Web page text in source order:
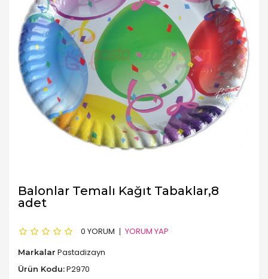
Balonlar Temalı Kağıt Tabaklar,8
adet
0 YORUM YORUM YAP
Markalar Pastadizayn
Ürün Kodu:P2970